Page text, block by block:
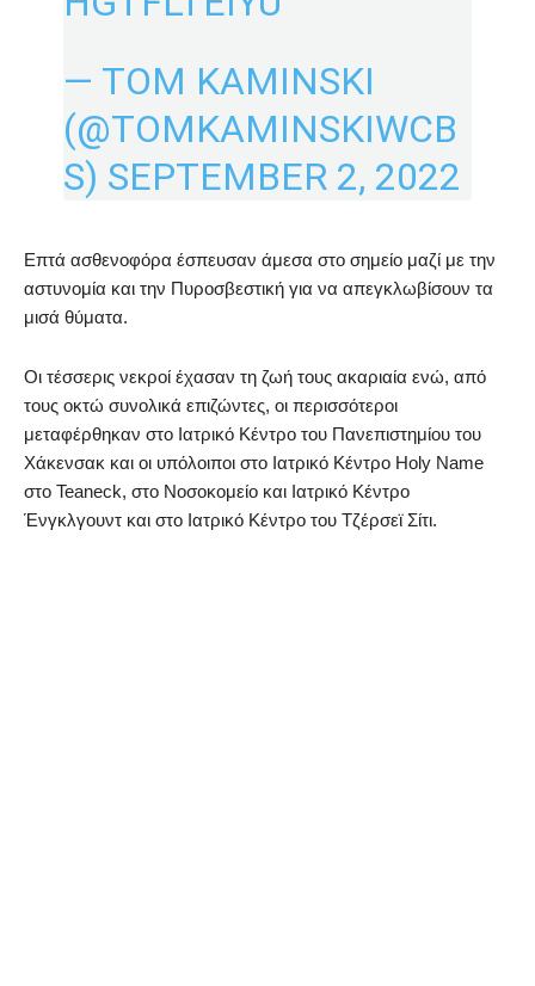
— TOM KAMINSKI
(@TOMKAMINSKIWCB
S) SEPTEMBER 2, 2022
Επτά ασθενοφόρα έσπευσαν άμεσα στο σημείο μαζί με την
αστυνομία και την Πυροσβεστική για να απεγκλωβίσουν τα
μισά θύματα.
Οι τέσσερις νεκροί έχασαν τη ζωή τους ακαριαία ενώ, από
τους οκτώ συνολικά επιζώντες, οι περισσότεροι
μεταφέρθηκαν στο Ιατρικό Κέντρο του Πανεπιστημίου του
Χάκενσακ και οι υπόλοιποι στο Ιατρικό Κέντρο Holy Name
στο Teaneck, στο Νοσοκομείο και Ιατρικό Κέντρο
Ένγκλγουντ και στο Ιατρικό Κέντρο του Τζέρσεϊ Σίτι.